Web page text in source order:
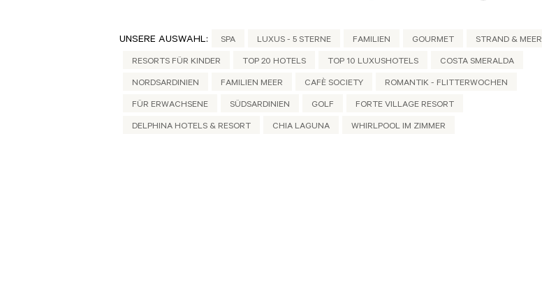
UNSERE AUSWAHL: SPA LUXUS - 5 STERNE FAMILIEN GOURMET STRAND & MEER
RESORTS FÜR KINDER TOP 20 HOTELS TOP 10 LUXUSHOTELS COSTA SMERALDA
NORDSARDINIEN FAMILIEN MEER CAFÈ SOCIETY ROMANTIK - FLITTERWOCHEN
FÜR ERWACHSENE SÜDSARDINIEN GOLF FORTE VILLAGE RESORT
DELPHINA HOTELS & RESORT CHIA LAGUNA WHIRLPOOL IM ZIMMER